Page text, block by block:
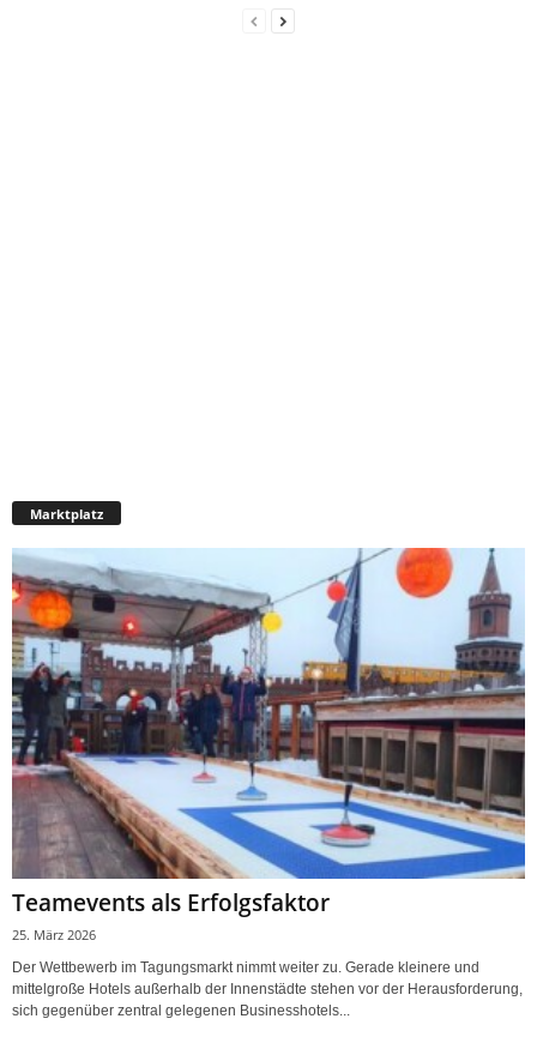
Marktplatz
Teamevents als Erfolgsfaktor
25. März 2026
Der Wettbewerb im Tagungsmarkt nimmt weiter zu. Gerade kleinere und
mittelgroße Hotels außerhalb der Innenstädte stehen vor der Herausforderung,
sich gegenüber zentral gelegenen Businesshotels...